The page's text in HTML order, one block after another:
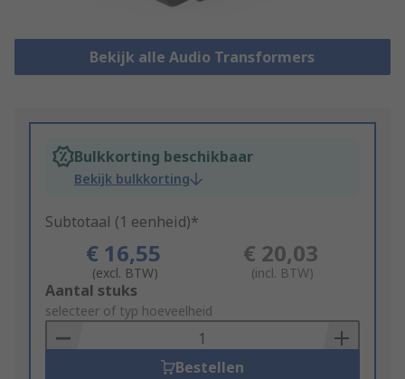
Bekijk alle Audio Transformers
Bulkkorting beschikbaar
Bekijk bulkkorting
Subtotaal (1 eenheid)*
€ 16,55
(excl. BTW)
€ 20,03
(incl. BTW)
Add
to
Basket
Aantal stuks
selecteer of typ hoeveelheid
Bestellen